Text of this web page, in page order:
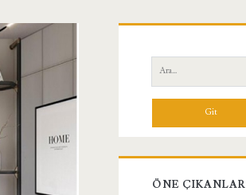
Yan
Menü
Ara:
ÖNE ÇIKANLAR